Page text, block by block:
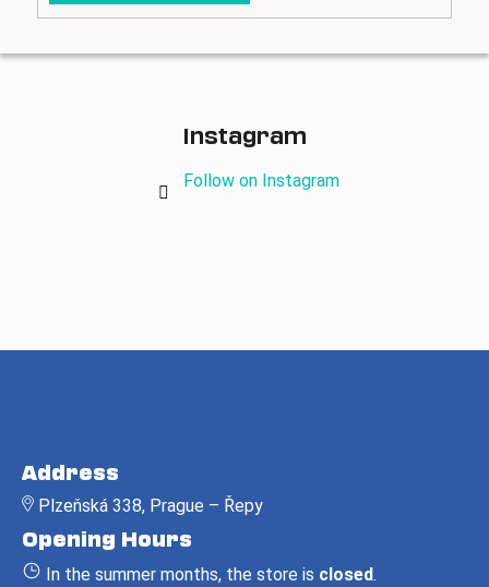
Instagram
Follow on Instagram
Address
Plzeňská 338, Prague – Řepy
Opening Hours
In the summer months, the store is closed.